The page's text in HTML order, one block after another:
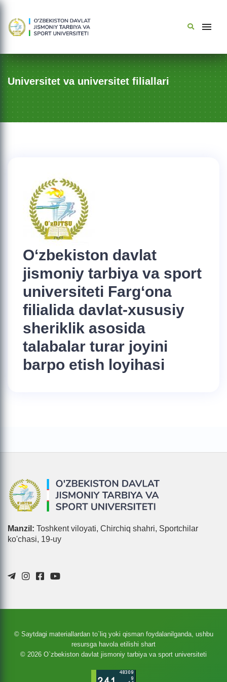
Universitet va universitet filiallari
O‘zbekiston davlat
jismoniy tarbiya va sport
universiteti Farg‘ona
filialida davlat-xususiy
sheriklik asosida
talabalar turar joyini
barpo etish loyihasi
Manzil: Toshkent viloyati, Chirchiq shahri, Sportchilar
ko'chasi, 19-uy
© Saytdagi materiallardan to`liq yoki qisman foydalanilganda, ushbu
resursga havola etilishi shart
© 2026 O`zbekiston davlat jismoniy tarbiya va sport universiteti